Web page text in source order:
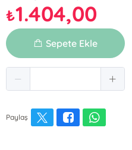
₺1.404,00
Sepete Ekle
Paylaş